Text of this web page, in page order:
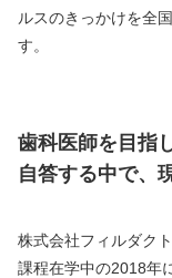
ルスのきっかけを全
す。
歯科医師を目指
自答する中で、
株式会社フィルダク
課程在学中の2018年